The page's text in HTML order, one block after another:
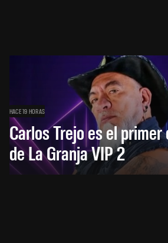
HACE 19 HORAS
Carlos Trejo es el
de La Granja VIP 2